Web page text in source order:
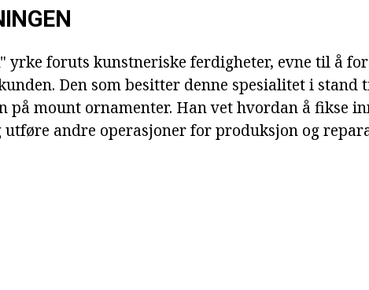
yrke foruts kunstneriske ferdigheter, evne til å
Den som besitter denne spesialitet i stand
på mount ornamenter. Han vet hvordan å fikse
andre operasjoner for produksjon og